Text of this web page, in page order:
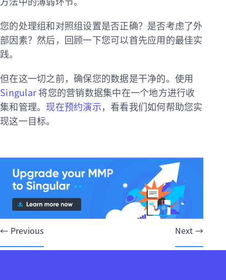
您的处理组和对照组设置是否正确？是否考虑了外
部因素？然后，回顾一下您可以首先应用的最佳实
践。
但在这一切之前，确保您的数据是干净的。使用
Singular将您的营销数据集中在一个地方进行收
集和管理。 现在预约演示，看看我们如何帮助您实
现这一目标。
文
导
← Previous Next →